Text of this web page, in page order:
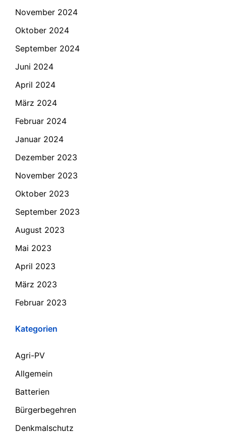
November 2024
Oktober 2024
September 2024
Juni 2024
April 2024
März 2024
Februar 2024
Januar 2024
Dezember 2023
November 2023
Oktober 2023
September 2023
August 2023
Mai 2023
April 2023
März 2023
Februar 2023
Kategorien
Agri-PV
Allgemein
Batterien
Bürgerbegehren
Denkmalschutz